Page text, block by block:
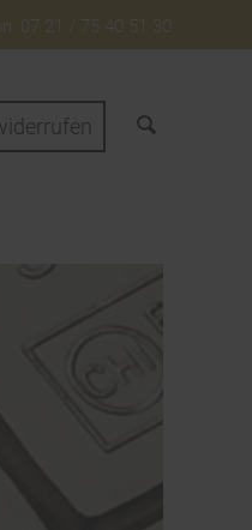
07 21 / 75 40 51 30